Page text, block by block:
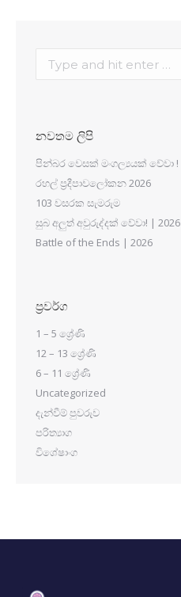
නවතම ලිපි
පින්බර වෙසක් මංගල්‍යයක් වේවා !
රහල් ප්‍රදීපාවලෝකන 2026
103 වසරක සැමරුම
සුබ අලුත් අවුරුද්දක් වේවා! | 2026
Battle of the Ends | 2026
ප්‍රවර්ග
1 – 5 ශ්‍රේණි
12 – 13 ශ්‍රේණි
6 – 11 ශ්‍රේණි
Uncategorized
දැන්වීම් පුවරුව
පරිත්‍යාග
විශේෂාංග